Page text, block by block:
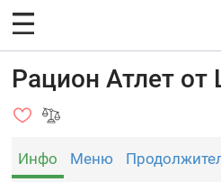
Рацион Атлет от
Инфо Меню